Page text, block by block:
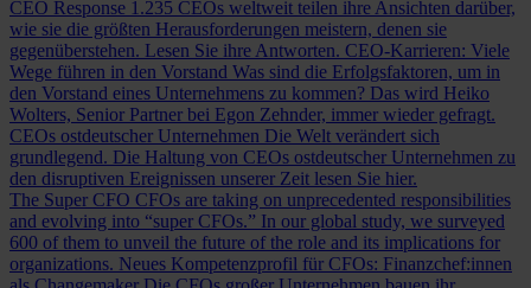
CEO Response 1.235 CEOs weltweit teilen ihre Ansichten darüber,
wie sie die größten Herausforderungen meistern, denen sie
gegenüberstehen. Lesen Sie ihre Antworten. CEO-Karrieren: Viele
Wege führen in den Vorstand Was sind die Erfolgsfaktoren, um in
den Vorstand eines Unternehmens zu kommen? Das wird Heiko
Wolters, Senior Partner bei Egon Zehnder, immer wieder gefragt.
CEOs ostdeutscher Unternehmen Die Welt verändert sich
grundlegend. Die Haltung von CEOs ostdeutscher Unternehmen zu
den disruptiven Ereignissen unserer Zeit lesen Sie hier.
The Super CFO CFOs are taking on unprecedented responsibilities
and evolving into “super CFOs.” In our global study, we surveyed
600 of them to unveil the future of the role and its implications for
organizations. Neues Kompetenzprofil für CFOs: Finanzchef:innen